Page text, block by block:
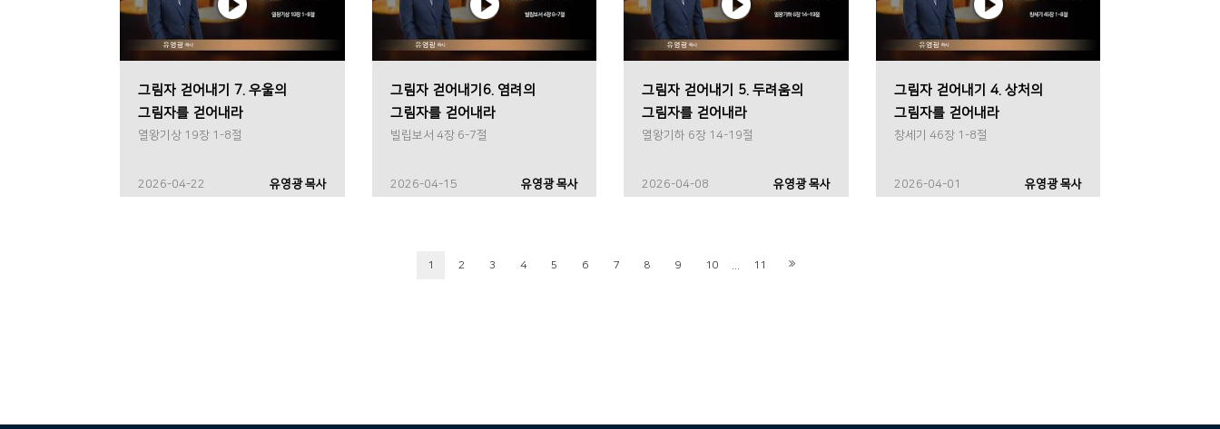
그림자 걷어내기 7. 우울의
그림자를 걷어내라
열왕기상 19장 1-8절
2026-04-22 유영광 목사
그림자 걷어내기6. 염려의
그림자를 걷어내라
빌립보서 4장 6-7절
2026-04-15 유영광 목사
그림자 걷어내기 5. 두려움의
그림자를 걷어내라
열왕기하 6장 14-19절
2026-04-08 유영광 목사
그림자 걷어내기 4. 상처의
그림자를 걷어내라
창세기 46장 1-8절
2026-04-01 유영광 목사
1 2 3 4 5 6 7 8 9 10 11